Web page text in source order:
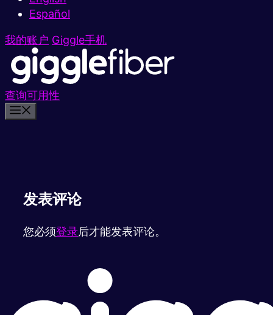
Español
我的账户 Giggle手机
查询可用性
发表评论
您必须登录后才能发表评论。